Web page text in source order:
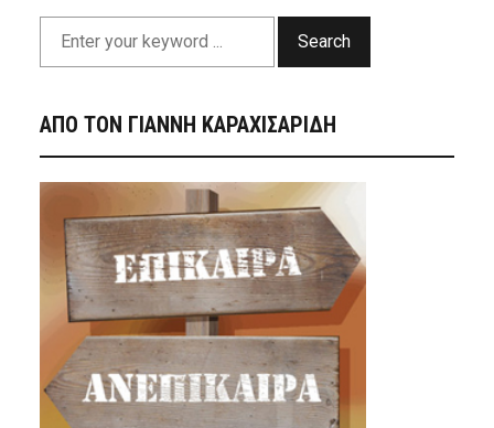
Search
ΑΠΟ ΤΟΝ ΓΙΑΝΝΗ ΚΑΡΑΧΙΣΑΡΙΔΗ